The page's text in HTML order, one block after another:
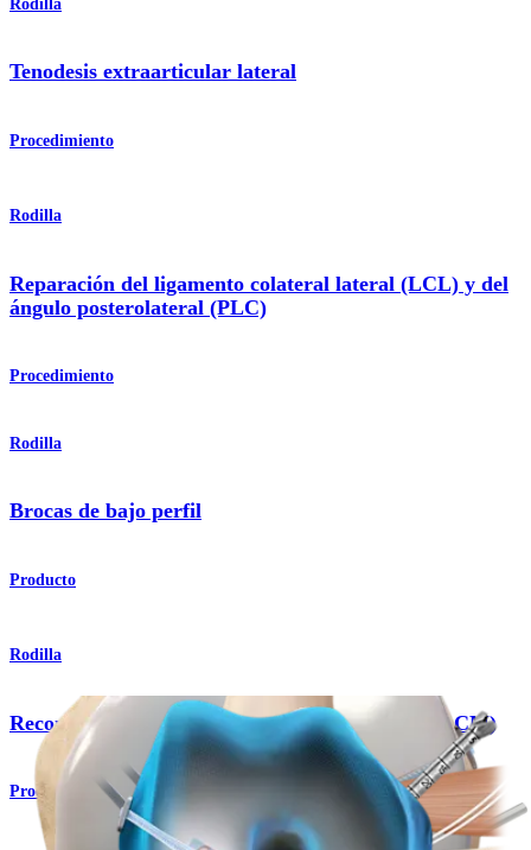
Rodilla
Tenodesis extraarticular lateral
Procedimiento
Rodilla
Reparación del ligamento colateral lateral (LCL) y del
ángulo posterolateral (PLC)
Procedimiento
Rodilla
Brocas de bajo perfil
Producto
Rodilla
Reconstrucción de ligamento colateral medial (LCM)
Procedimiento